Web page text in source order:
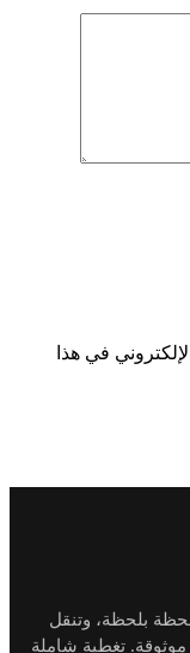
في هذا
بلحظة، وتنقل
موثوقة. تغطية شاملة